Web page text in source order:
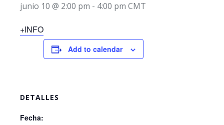
junio 10 @ 2:00 pm - 4:00 pm CMT
+INFO
Add to calendar
DETALLES
Fecha: